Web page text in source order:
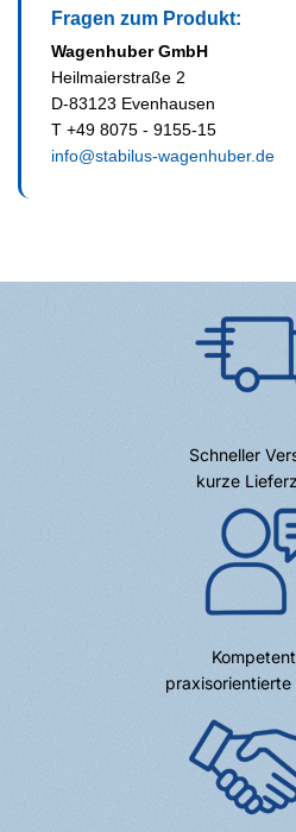
Fragen zum Produkt:
Wagenhuber GmbH
Heilmaierstraße 2
D-83123 Evenhausen
T +49 8075 - 9155-15
info@stabilus-wagenhuber.de
Schneller
kurze
praxisorientierte